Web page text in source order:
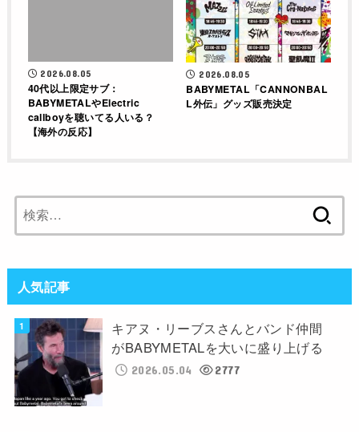
2026.08.05
40代以上限定サブ：
BABYMETALやElectric
callboyを聴いてる人いる？
【海外の反応】
2026.08.05
BABYMETAL「CANNONBAL
L外伝」グッズ販売決定
索:
人気記事
キアヌ・リーブスさんとバンド仲間
がBABYMETALを大いに盛り上げる
2026.05.04 2777